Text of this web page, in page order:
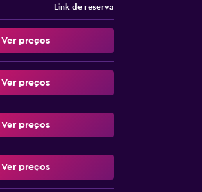
Link de reserva
Ver preços
Ver preços
Ver preços
Ver preços